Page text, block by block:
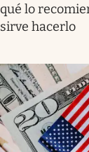
qué lo
sirve hacerlo